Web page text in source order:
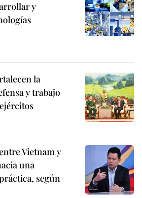
y
la
y trabajo
Vietnam y
una
según